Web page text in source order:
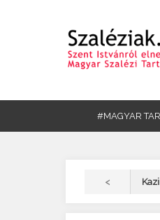
#MAGYAR
<